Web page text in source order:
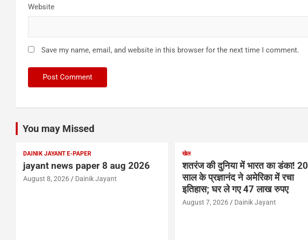
Website
Save my name, email, and website in this browser for the next time I comment.
You may Missed
DAINIK JAYANT E-PAPER
jayant news paper 8 aug 2026
August 8, 2026 Dainik Jayant
खेल
शतरंज की दुनिया में भारत का डंका! 20
साल के प्रज्ञानंद ने अमेरिका में रचा
इतिहास; घर ले गए 47 लाख रुपए
August 7, 2026 Dainik Jayant